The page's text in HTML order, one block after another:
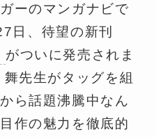
ーのマンガナビで
日、待望の新刊
がついに発売されま
先生がタッグを組
ら話題沸騰中なん
作の魅力を徹底的